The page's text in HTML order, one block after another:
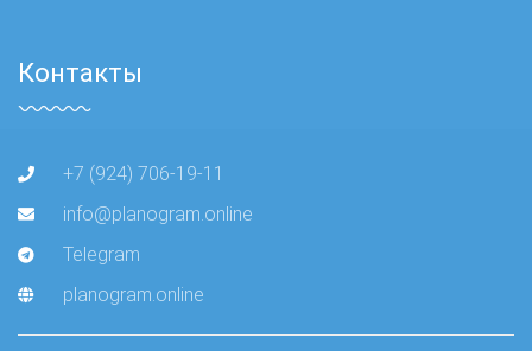
Контакты
+7 (924) 706-19-11
info@planogram.online
Telegram
planogram.online